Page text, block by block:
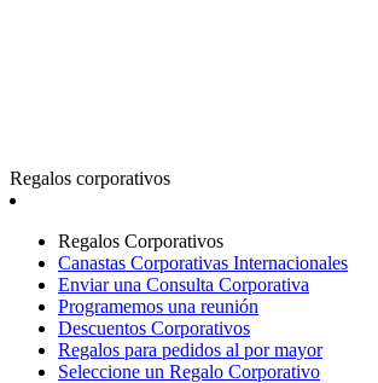
Regalos corporativos
Regalos Corporativos
Canastas Corporativas Internacionales
Enviar una Consulta Corporativa
Programemos una reunión
Descuentos Corporativos
Regalos para pedidos al por mayor
Seleccione un Regalo Corporativo